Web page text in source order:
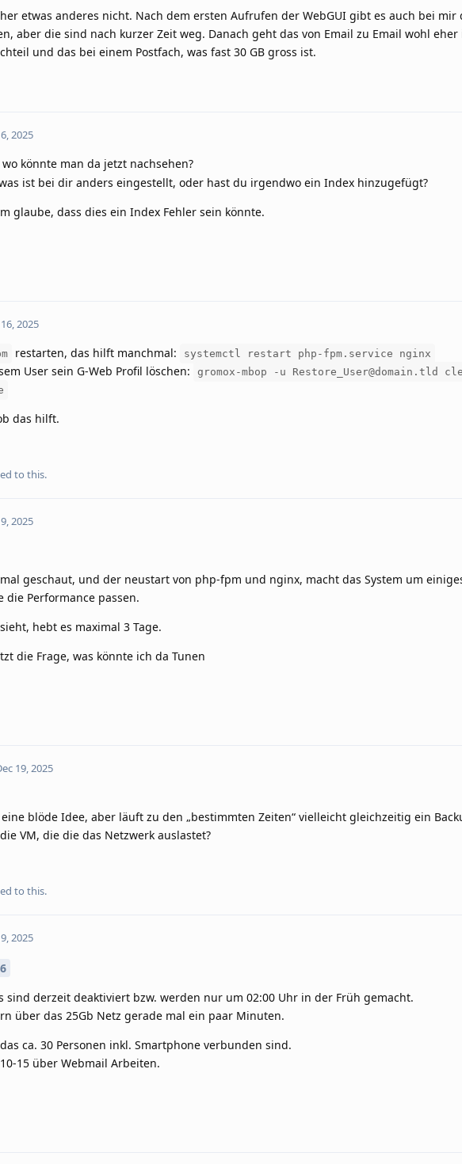
etwas anderes nicht. Nach dem ersten Aufrufen der WebGUI gibt es auch bei mir
aber die sind nach kurzer Zeit weg. Danach geht das von Email zu Email wohl eher
und das bei einem Postfach, was fast 30 GB gross ist.
2025
könnte man da jetzt nachsehen?
ist bei dir anders eingestellt, oder hast du irgendwo ein Index hinzugefügt?
glaube, dass dies ein Index Fehler sein könnte.
2025
restarten, das hilft manchmal: systemctl restart php-fpm.service nginx
User sein G-Web Profil löschen:
gromox-mbop -u Restore_User@domain.tld
das hilft.
to this.
2025
geschaut, und der neustart von php-fpm und nginx, macht das System um
die Performance passen.
hebt es maximal 3 Tage.
die Frage, was könnte ich da Tunen
19, 2025
blöde Idee, aber läuft zu den „bestimmten Zeiten“ vielleicht gleichzeitig ein
VM, die die das Netzwerk auslastet?
to this.
2025
sind derzeit deaktiviert bzw. werden nur um 02:00 Uhr in der Früh gemacht.
über das 25Gb Netz gerade mal ein paar Minuten.
ca. 30 Personen inkl. Smartphone verbunden sind.
15 über Webmail Arbeiten.